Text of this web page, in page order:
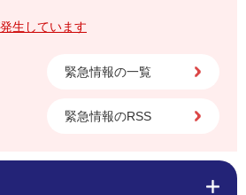
生しています
緊急情報の一覧
緊急情報のRSS